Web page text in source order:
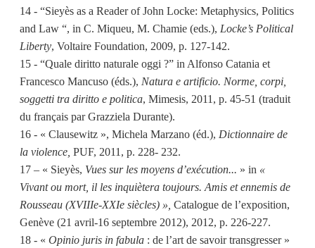
14 - “Sieyès as a Reader of John Locke: Metaphysics, Politics
and Law “, in C. Miqueu, M. Chamie (eds.), Locke’s Political
Liberty, Voltaire Foundation, 2009, p. 127-142.
15 - “Quale diritto naturale oggi ?” in Alfonso Catania et
Francesco Mancuso (éds.), Natura e artificio. Norme, corpi,
soggetti tra diritto e politica, Mimesis, 2011, p. 45-51 (traduit
du français par Grazziela Durante).
16 - « Clausewitz », Michela Marzano (éd.), Dictionnaire de
la violence, PUF, 2011, p. 228- 232.
17 – « Sieyès, Vues sur les moyens d’exécution... » in «
Vivant ou mort, il les inquiètera toujours. Amis et ennemis de
Rousseau (XVIIIe-XXIe siècles) », Catalogue de l’exposition,
Genève (21 avril-16 septembre 2012), 2012, p. 226-227.
18 - « Opinio juris in fabula : de l’art de savoir transgresser »